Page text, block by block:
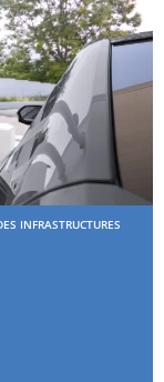
INFRASTRUCTURES